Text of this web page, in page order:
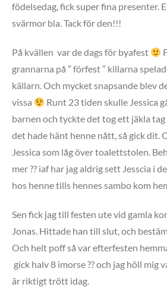
födelsedag, fick super fina presenter.
svärmor bla. Tack för den!!!
På kvällen var de dags för byafest
grannarna på ” förfest ” killarna
källarn. Och mycket snapsande blev
vissa
Runt 23 tiden skulle Jessica
barnen och tyckte det tog ett jäkla
det hade hänt henne nått, så gick dit.
Jessica som låg över toalettstolen.
mer ?? iaf har jag aldrig sett Jesscia i
hos henne tills hennes sambo kom
Sen fick jag till festen ute vid gamla
Jonas. Hittade han till slut, och
Och helt poff så var efterfesten
gick halv 8 imorse ?? och jag höll mig
är riktigt trött idag.